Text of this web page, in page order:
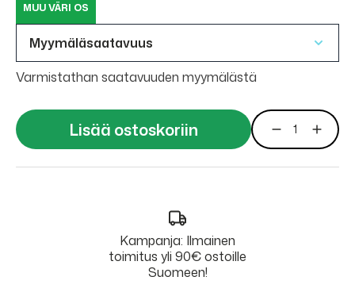
MUU VÄRI OS
Myymäläsaatavuus
Varmistathan saatavuuden myymälästä
Lisää ostoskoriin
Kampanja: Ilmainen
toimitus yli 90€ ostoille
Suomeen!